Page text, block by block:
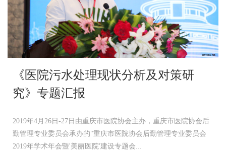
《医院污水处理现状分析及对策研
究》专题汇报
2019年4月26日-27日由重庆市医院协会主办，重庆市医院协会后
勤管理专业委员会承办的"重庆市医院协会后勤管理专业委员会
2019年学术年会暨'美丽医院'建设专题会...